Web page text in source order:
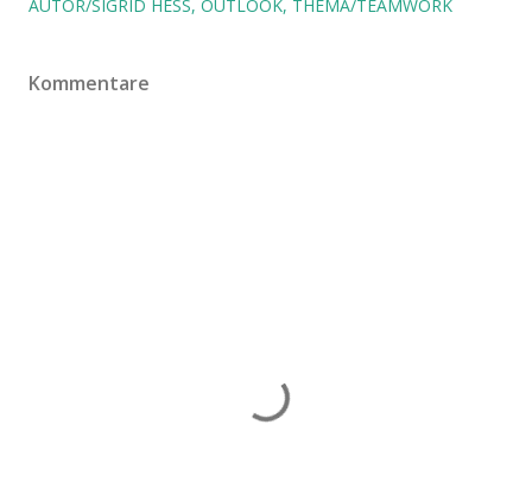
AUTOR/SIGRID HESS OUTLOOK THEMA/TEAMWORK
Kommentare